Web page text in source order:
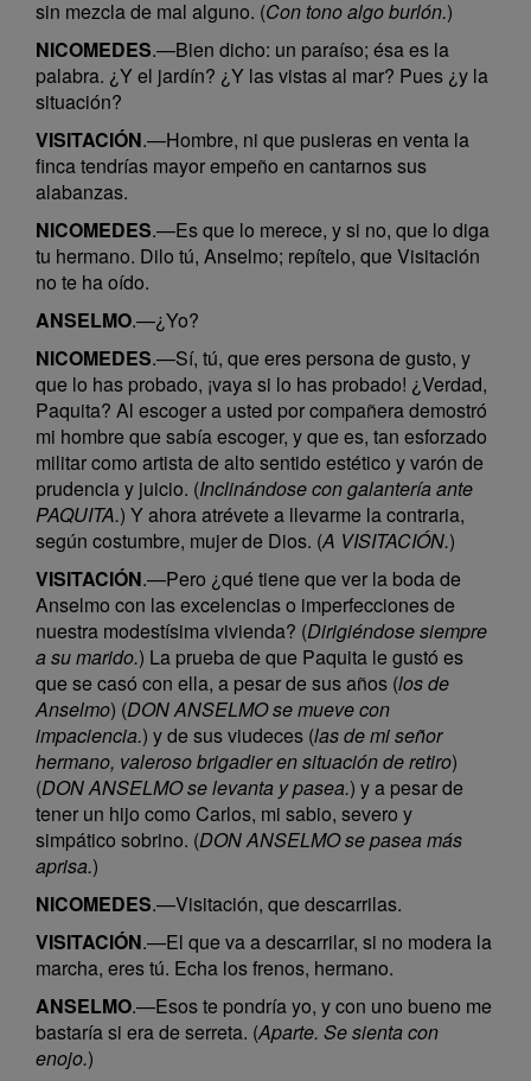
sin mezcla de mal alguno. (Con tono algo burlón.)
NICOMEDES.—Bien dicho: un paraíso; ésa es la
palabra. ¿Y el jardín? ¿Y las vistas al mar? Pues ¿y la
situación?
VISITACIÓN.—Hombre, ni que pusieras en venta la
finca tendrías mayor empeño en cantarnos sus
alabanzas.
NICOMEDES.—Es que lo merece, y si no, que lo diga
tu hermano. Dilo tú, Anselmo; repítelo, que Visitación
no te ha oído.
ANSELMO.—¿Yo?
NICOMEDES.—Sí, tú, que eres persona de gusto, y
que lo has probado, ¡vaya si lo has probado! ¿Verdad,
Paquita? Al escoger a usted por compañera demostró
mi hombre que sabía escoger, y que es, tan esforzado
militar como artista de alto sentido estético y varón de
prudencia y juicio. (Inclinándose con galantería ante
PAQUITA.) Y ahora atrévete a llevarme la contraria,
según costumbre, mujer de Dios. (A VISITACIÓN.)
VISITACIÓN.—Pero ¿qué tiene que ver la boda de
Anselmo con las excelencias o imperfecciones de
nuestra modestísima vivienda? (Dirigiéndose siempre
a su marido.) La prueba de que Paquita le gustó es
que se casó con ella, a pesar de sus años (los de
Anselmo) (DON ANSELMO se mueve con
impaciencia.) y de sus viudeces (las de mi señor
hermano, valeroso brigadier en situación de retiro)
(DON ANSELMO se levanta y pasea.) y a pesar de
tener un hijo como Carlos, mi sabio, severo y
simpático sobrino. (DON ANSELMO se pasea más
aprisa.)
NICOMEDES.—Visitación, que descarrilas.
VISITACIÓN.—El que va a descarrilar, si no modera la
marcha, eres tú. Echa los frenos, hermano.
ANSELMO.—Esos te pondría yo, y con uno bueno me
bastaría si era de serreta. (Aparte. Se sienta con
enojo.)